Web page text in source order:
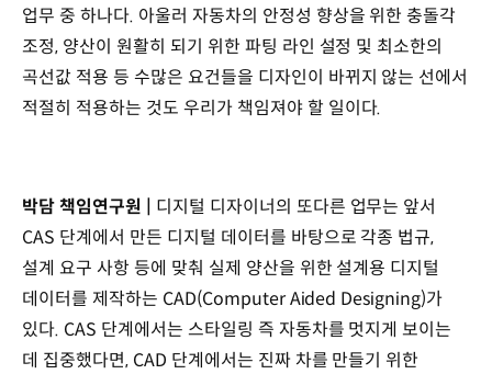
업무 중 하나다. 아울러 자동차의 안정성 향상을 위한 충돌각
조정, 양산이 원활히 되기 위한 파팅 라인 설정 및 최소한의
곡선값 적용 등 수많은 요건들을 디자인이 바뀌지 않는 선에서
적절히 적용하는 것도 우리가 책임져야 할 일이다.
박담 책임연구원 | 디지털 디자이너의 또다른 업무는 앞서
CAS 단계에서 만든 디지털 데이터를 바탕으로 각종 법규,
설계 요구 사항 등에 맞춰 실제 양산을 위한 설계용 디지털
데이터를 제작하는 CAD(Computer Aided Designing)가
있다. CAS 단계에서는 스타일링 즉 자동차를 멋지게 보이는
데 집중했다면, CAD 단계에서는 진짜 차를 만들기 위한